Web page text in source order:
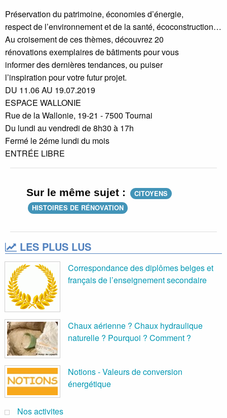
Préservation du patrimoine, économies d’énergie,
respect de l’environnement et de la santé, écoconstruction…
Au croisement de ces thèmes, découvrez 20
rénovations exemplaires de bâtiments pour vous
informer des dernières tendances, ou puiser
l’inspiration pour votre futur projet.
DU 11.06 AU 19.07.2019
ESPACE WALLONIE
Rue de la Wallonie, 19-21 - 7500 Tournai
Du lundi au vendredi de 8h30 à 17h
Fermé le 2éme lundi du mois
ENTRÉE LIBRE
Sur le même sujet :
CITOYENS
HISTOIRES DE RÉNOVATION
LES PLUS LUS
Correspondance des diplômes belges et
français de l’enseignement secondaire
Chaux aérienne ? Chaux hydraulique
naturelle ? Pourquoi ? Comment ?
Notions - Valeurs de conversion
énergétique
Nos activites